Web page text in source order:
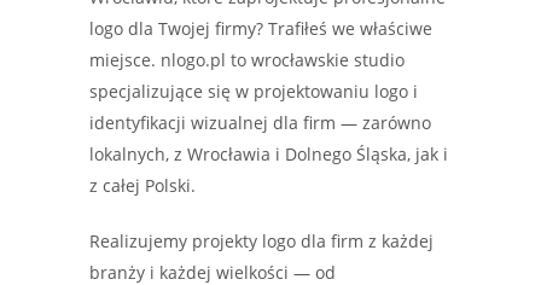
logo dla Twojej firmy? Trafiłeś we właściwe
miejsce. nlogo.pl to wrocławskie studio
specjalizujące się w projektowaniu logo i
identyfikacji wizualnej dla firm — zarówno
lokalnych, z Wrocławia i Dolnego Śląska, jak i
z całej Polski.
Realizujemy projekty logo dla firm z każdej
branży i każdej wielkości — od